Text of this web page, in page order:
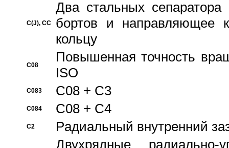
C(J), CC
Два стальных сепаратора
бортов и направляющее
кольцу
C08
Повышенная точность
ISO
C083 C08 + C3
C084 C08 + C4
C2
Pадиальный внутренний
Двухрядные радиально-